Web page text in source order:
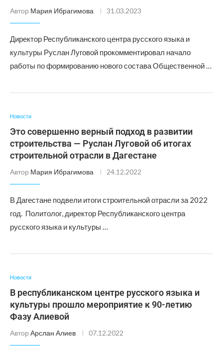
Автор Мария Ибрагимова 31.03.2023
Директор Республиканского центра русского языка и
культуры Руслан Луговой прокомментировал начало
работы по формированию нового состава Общественной …
Новости
Это совершенно верный подход в развитии
строительства — Руслан Луговой об итогах
строительной отрасли в Дагестане
Автор Мария Ибрагимова 24.12.2022
В Дагестане подвели итоги строительной отрасли за 2022
год. Политолог, директор Республиканского центра
русского языка и культуры …
Новости
В республиканском центре русского языка и
культуры прошло мероприятие к 90-летию
Фазу Алиевой
Автор Арслан Алиев 07.12.2022